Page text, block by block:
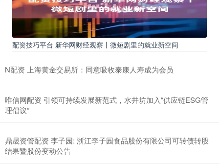
配资技巧平台 新华网财经观察丨微短剧里的就业新空间
N配资 上海黄金交易所：同意吸收泰康人寿成为会员
唯信网配资 引领可持续发展新范式，水井坊加入“供应链ESG管
理倡议”
鼎晟资管配资 李子园: 浙江李子园食品股份有限公司可转债转股
结果暨股份变动公告